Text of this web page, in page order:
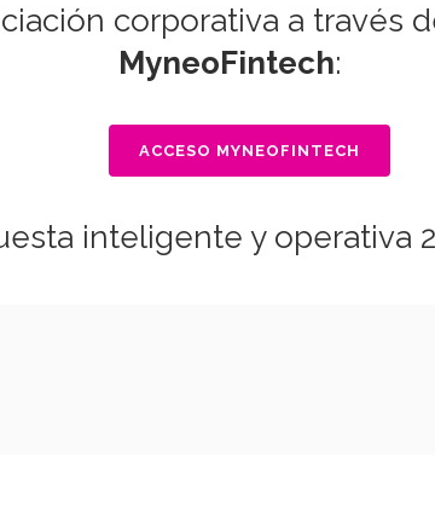
corporativa a través
MyneoFintech:
ACCESO MYNEOFINTECH
inteligente y operativa